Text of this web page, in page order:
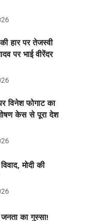
हार पर तेजस्वी
पर भाई वीरेंदर
विनेश फोगाट का
केस से पूरा देश
मोदी की
का गुस्सा!